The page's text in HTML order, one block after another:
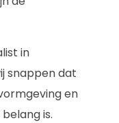
in
snappen dat
en
is.